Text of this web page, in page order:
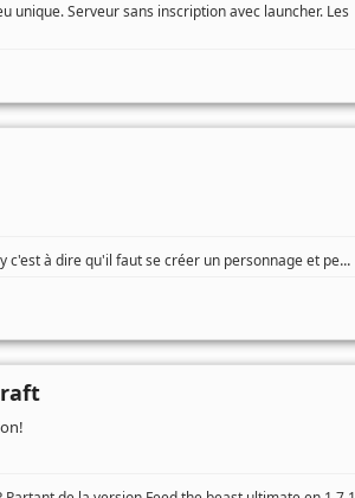
unique. Serveur sans inscription avec launcher. Les
c'est à dire qu'il faut se créer un personnage et pe...